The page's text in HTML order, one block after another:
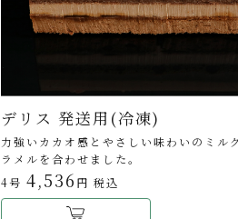
デリス 発送用(冷凍)
力強いカカオ感とやさしい味わいのミル
ラメルを合わせました。
4号 4,536 円 税込